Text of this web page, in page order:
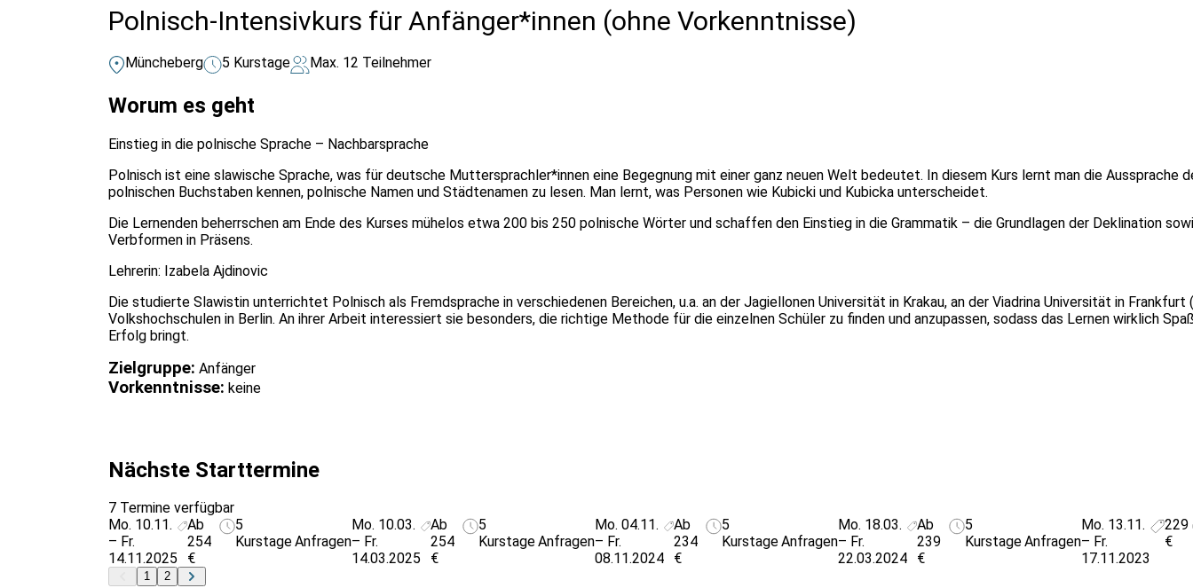
Polnisch-Intensivkurs für Anfänger*innen (ohne Vorkenntnisse)
Müncheberg 5 Kurstage Max. 12 Teilnehmer
Worum es geht
Einstieg in die polnische Sprache – Nachbarsprache
Polnisch ist eine slawische Sprache, was für deutsche Muttersprachler*innen eine Begegnung mit einer ganz neuen Welt bedeutet. In diesem Kurs lernt man die Aussprache
polnischen Buchstaben kennen, polnische Namen und Städtenamen zu lesen. Man lernt, was Personen wie Kubicki und Kubicka unterscheidet.
Die Lernenden beherrschen am Ende des Kurses mühelos etwa 200 bis 250 polnische Wörter und schaffen den Einstieg in die Grammatik – die Grundlagen der Deklination
Verbformen in Präsens.
Lehrerin: Izabela Ajdinovic
Die studierte Slawistin unterrichtet Polnisch als Fremdsprache in verschiedenen Bereichen, u.a. an der Jagiellonen Universität in Krakau, an der Viadrina Universität in Frankfurt
Volkshochschulen in Berlin. An ihrer Arbeit interessiert sie besonders, die richtige Methode für die einzelnen Schüler zu finden und anzupassen, sodass das Lernen wirklich
Erfolg bringt.
Zielgruppe: Anfänger
Vorkenntnisse: keine
Nächste Starttermine
7 Termine verfügbar
Mo. 10.11.
– Fr.
14.11.2025
Ab
254
€
5
KurstageAnfragen
Mo. 10.03.
– Fr.
14.03.2025
Ab
254
€
5
KurstageAnfragen
Mo. 04.11.
– Fr.
08.11.2024
Ab
234
€
5
KurstageAnfragen
Mo. 18.03.
– Fr.
22.03.2024
Ab
239
€
5
KurstageAnfragen
Mo. 13.11.
– Fr.
17.11.2023
229
€
1 2